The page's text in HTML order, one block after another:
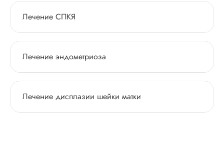
Лечение СПКЯ
Лечение эндометриоза
Лечение дисплазии шейки матки